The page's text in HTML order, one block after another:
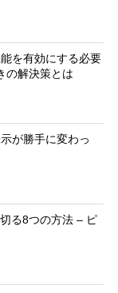
を有効にする必要
の解決策とは
が勝手に変わっ
る8つの方法 – ピ